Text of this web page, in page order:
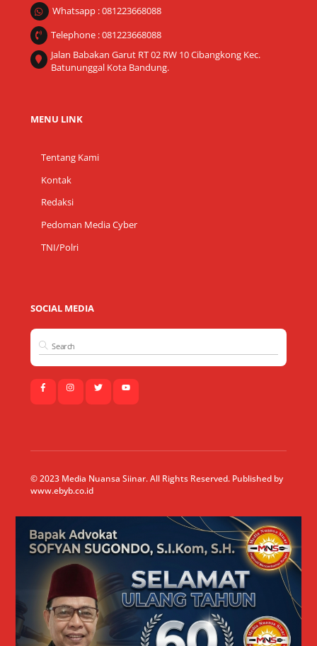
Whatsapp : 081223668088
Telephone : 081223668088
Jalan Babakan Garut RT 02 RW 10 Cibangkong Kec.
Batununggal Kota Bandung.
MENU LINK
Tentang Kami
Kontak
Redaksi
Pedoman Media Cyber
TNI/Polri
SOCIAL MEDIA
© 2023 Media Nuansa Siinar. All Rights Reserved. Published by
www.ebyb.co.id